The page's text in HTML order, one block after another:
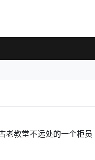
老教堂不远处的一个柜员